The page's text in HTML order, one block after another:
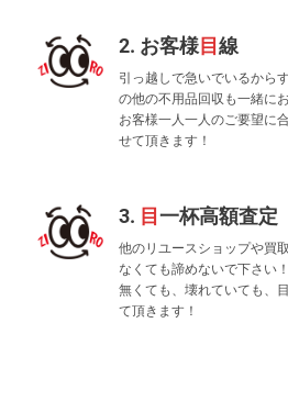
2. お客様目線
引っ越しで急いでいるから
の他の不用品回収も一緒に
お客様一人一人のご要望に
せて頂きます！
3. 目一杯高額査定
他のリユースショップや買
なくても諦めないで下さい
無くても、壊れていても、
て頂きます！